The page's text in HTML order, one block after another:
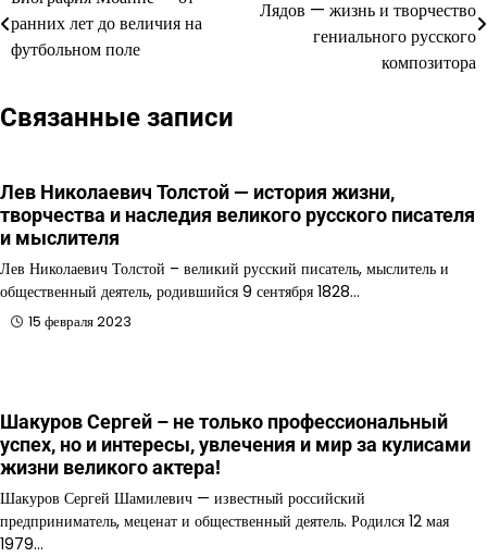
по
записям
ранних лет до величия на
футбольном поле
Лядов — жизнь и творчество
гениального русского
композитора
Связанные записи
Лев Николаевич Толстой — история жизни,
творчества и наследия великого русского писателя
и мыслителя
Лев Николаевич Толстой – великий русский писатель, мыслитель и
общественный деятель, родившийся 9 сентября 1828…
15 февраля 2023
Шакуров Сергей – не только профессиональный
успех, но и интересы, увлечения и мир за кулисами
жизни великого актера!
Шакуров Сергей Шамилевич — известный российский
предприниматель, меценат и общественный деятель. Родился 12 мая
1979…